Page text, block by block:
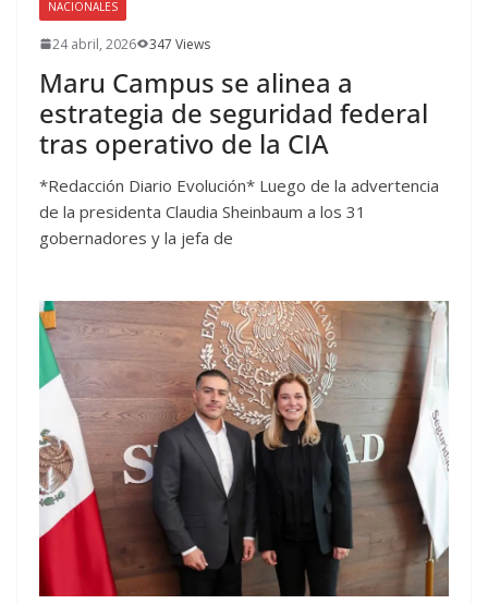
NACIONALES
24 abril, 2026 347 Views
Maru Campus se alinea a
estrategia de seguridad federal
tras operativo de la CIA
*Redacción Diario Evolución* Luego de la advertencia
de la presidenta Claudia Sheinbaum a los 31
gobernadores y la jefa de